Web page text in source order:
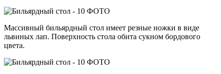
Массивный бильярдный стол имеет резные ножки в виде
львиных лап. Поверхность стола обита сукном бордового
цвета.